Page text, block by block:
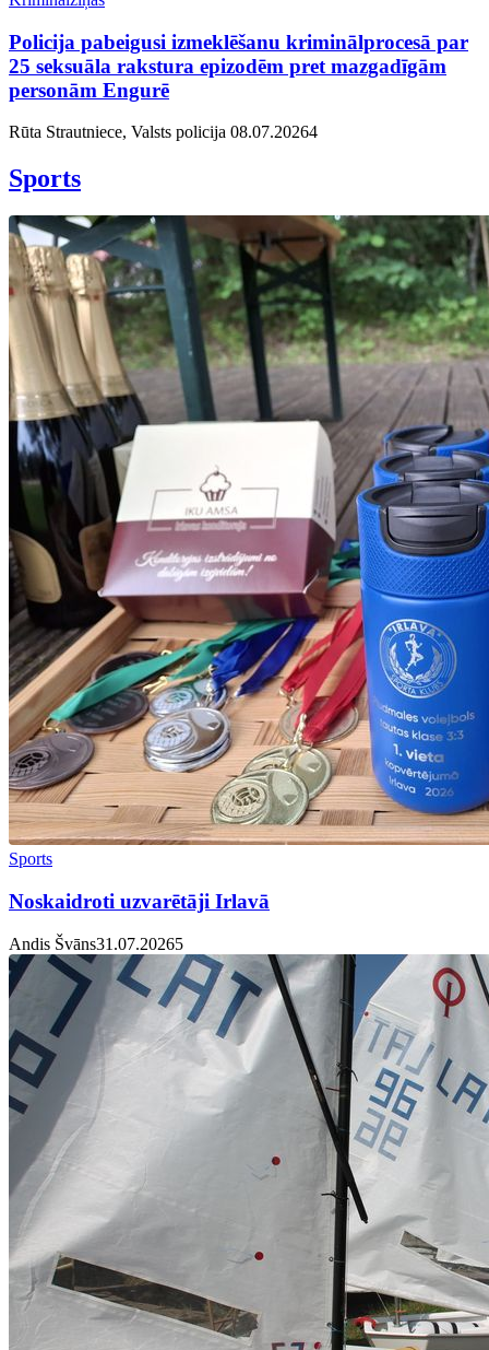
Policija pabeigusi izmeklēšanu kriminālprocesā par
25 seksuāla rakstura epizodēm pret mazgadīgām
personām Engurē
Rūta Strautniece, Valsts policija 08.07.20264
Sports
Sports
Noskaidroti uzvarētāji Irlavā
Andis Švāns31.07.20265